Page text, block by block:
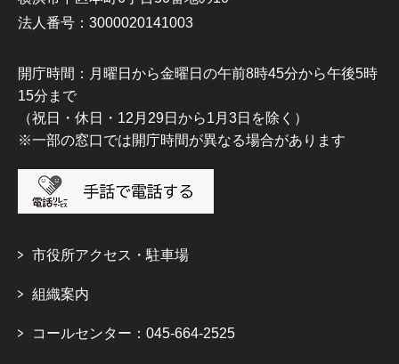
法人番号：3000020141003
開庁時間：月曜日から金曜日の午前8時45分から午後5時
15分まで
（祝日・休日・12月29日から1月3日を除く）
※一部の窓口では開庁時間が異なる場合があります
市役所アクセス・駐車場
組織案内
コールセンター：045-664-2525